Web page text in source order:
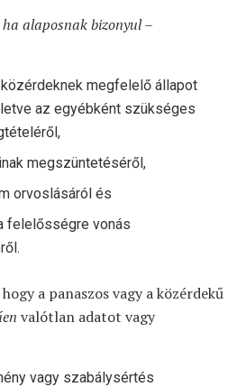
ha alaposnak bizonyul–
megfelelő állapot
az egyébként szükséges
megszüntetéséről,
orvoslásáról és
felelősségre vonás
a panaszos vagy a közérdekű
valótlan adatot vagy
vagy szabálysértés